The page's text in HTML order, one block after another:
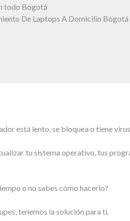
todo Bogotá
De Laptops A Domicilio Bogotá
está lento, se bloquea o tiene
tu sistema operativo, tus
o no sabes cómo hacerlo?
tenemos la solución para ti.